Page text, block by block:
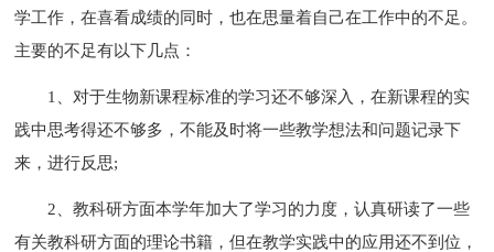
学工作，在喜看成绩的同时，也在思量着自己在工作中的不足。
主要的不足有以下几点：
1、对于生物新课程标准的学习还不够深入，在新课程的实
践中思考得还不够多，不能及时将一些教学想法和问题记录下
来，进行反思;
2、教科研方面本学年加大了学习的力度，认真研读了一些
有关教科研方面的理论书籍，但在教学实践中的应用还不到位，